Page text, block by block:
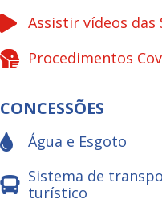
Assistir vídeos das
Procedimentos
CONCESSÕES
Água e Esgoto
Sistema de
turístico